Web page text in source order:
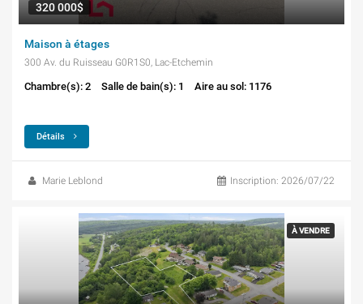
320 000$
Maison à étages
300 Av. du Ruisseau G0R1S0, Lac-Etchemin
Chambre(s): 2 Salle de bain(s): 1 Aire au sol: 1176
Détails
Marie Leblond Inscription: 2026/07/22
À VENDRE